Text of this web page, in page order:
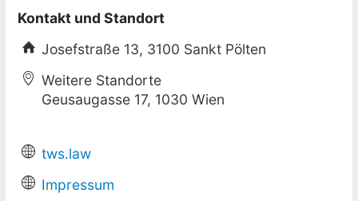
Kontakt und Standort
Josefstraße 13, 3100 Sankt Pölten
Weitere Standorte
Geusaugasse 17, 1030 Wien
tws.law
Impressum